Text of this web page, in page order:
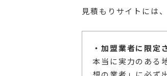
見積もりサイトには
・加盟業者に限定
本当に実力のある